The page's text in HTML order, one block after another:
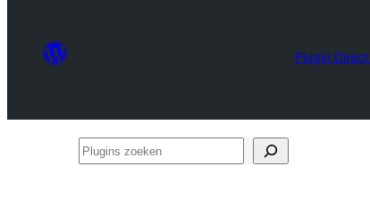
Plugin
Plugins